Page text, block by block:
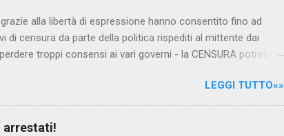
alla libertà di espressione hanno consentito fino ad
di censura da parte della politica rispediti al mittente dai
troppi consensi ai vari governi - la CENSURA potrebbe
l'altro il momento è proprizio perché al governo non c'è più
di Renzi messo li per mettere la faccia su quelle misure
sconvenienti , dai miliardi da sborsare per le banche allo
LEGGI TUTTO»»
arrestati!